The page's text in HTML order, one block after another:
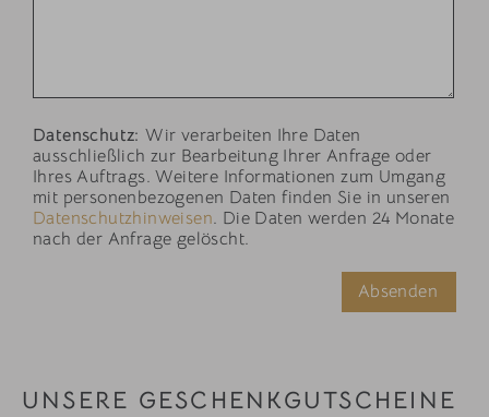
Datenschutz:Wir verarbeiten Ihre Daten
ausschließlich zur Bearbeitung Ihrer Anfrage oder
Ihres Auftrags. Weitere Informationen zum Umgang
mit personenbezogenen Daten finden Sie in unseren
Datenschutzhinweisen. Die Daten werden 24 Monate
nach der Anfrage gelöscht.
Absenden
UNSERE GESCHENKGUTSCHEINE